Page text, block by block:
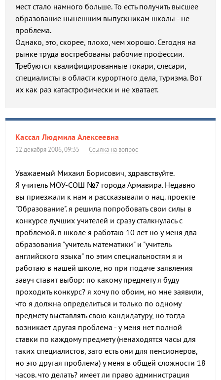
мест стало намного больше. То есть получить высшее
образование нынешним выпускникам школы - не
проблема.
Однако, это, скорее, плохо, чем хорошо. Сегодня на
рынке труда востребованы рабочие профессии.
Требуются квалифицированные токари, слесари,
специалисты в области курортного дела, туризма. Вот
их как раз катастрофически и не хватает.
Кассал Людмила Алексеевна
12 декабря 2006, 09:35 Ссылка на вопрос
Уважаемый Михаил Борисович, здравствуйте.
Я учитель МОУ-СОШ №7 города Армавира. Недавно
вы приезжали к нам и рассказывали о нац. проекте
"Образование". я решила попробовать свои силы в
конкурсе лучших учителей и сразу сталкнулась с
проблемой. в школе я работаю 10 лет но у меня два
образования "учитель математики" и "учитель
английского языка" по этим специальностям я и
работаю в нашей школе, но при подаче заявления
завуч ставит выбор: по какому предмету я буду
проходить конкурс? я хочу по обоим, но мне заявили,
что я должна определиться и только по одному
предмету выставлять свою кандидатуру, но тогда
возникает другая проблема - у меня нет полной
ставки по каждому предмету (ненаходятся часы для
таких специалистов, зато есть они для пенсионеров,
но это другая проблема) у меня в общей сложности 18
часов. что делать? имеет ли право администрация